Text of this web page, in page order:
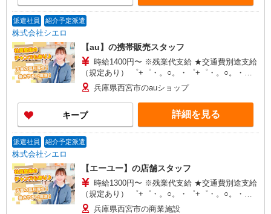
派遣社員 紹介予定派遣
株式会社シエロ
【au】の携帯販売スタッフ
時給1400円〜 ※残業代支給 ★交通費別途支給
（規定あり） ゜+゜・。○。・゜+゜・。○。・゜
+゜ 入社祝い金10万円支給(規定有) お友達を紹介
頂くと, インセンティブ支給(規定有) ★月2回払
い・週払い可能（規程有）★ ゜・。○。・゜
+゜・。○。・゜+゜
兵庫県西宮市のauショップ
キープ 詳細を見る
派遣社員 紹介予定派遣
株式会社シエロ
【エーユー】の店舗スタッフ
時給1300円〜 ※残業代支給 ★交通費別途支給
（規定あり） ゜+゜・。○。・゜+゜・。○。・゜
+゜ 入社祝い金10万円支給(規定有) お友達を紹介
兵庫県西宮市の商業施設